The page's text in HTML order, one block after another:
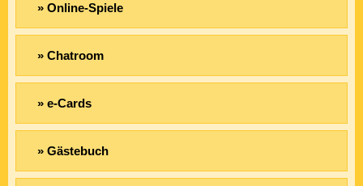
» Online-Spiele
» Chatroom
» e-Cards
» Gästebuch